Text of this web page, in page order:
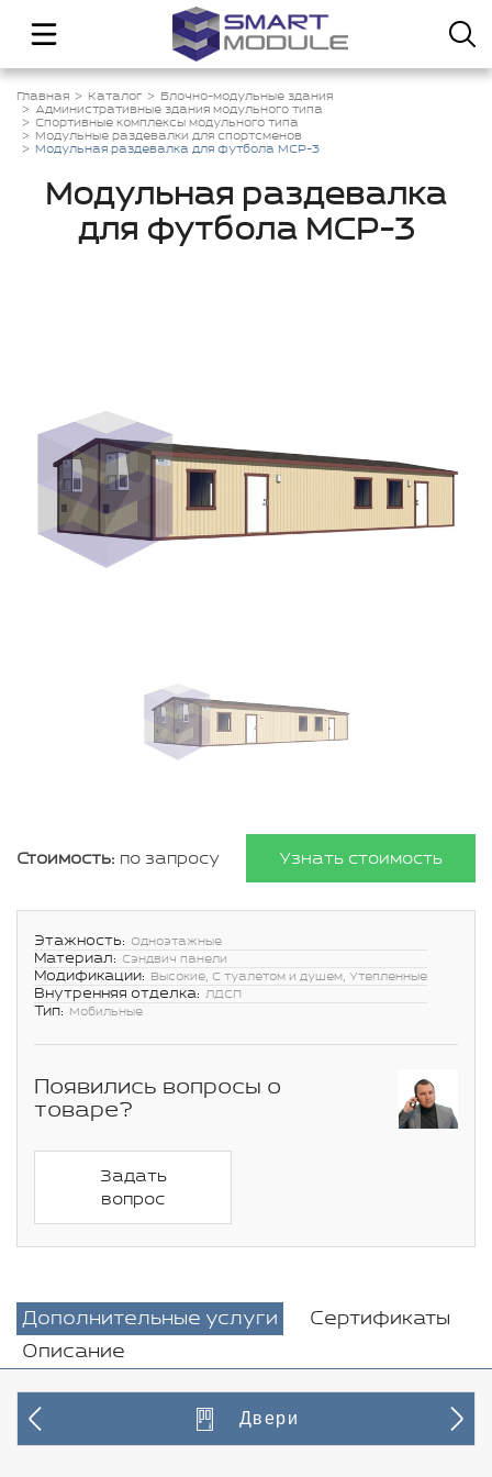
Главная Каталог
Блочно-модульные здания
Административные здания модульного типа
Спортивные комплексы модульного типа
Модульные раздевалки для спортсменов
Модульная раздевалка для футбола МСР-3
Модульная раздевалка
для футбола МСР-3
Стоимость: по запросу Узнать стоимость
Этажность: Одноэтажные
Материал: Сэндвич панели
Модификации: Высокие, С туалетом и душем, Утепленные
Внутренняя отделка: ЛДСП
Тип: Мобильные
Появились вопросы о
товаре?
Задать
вопрос
Дополнительные услуги
Сертификаты
Описание
Двери